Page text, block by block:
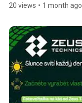
20 views • 1 month ago